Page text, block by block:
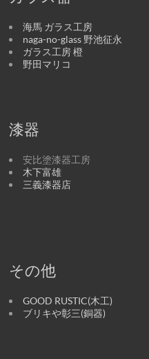
海馬 ガラス工房
naga-no-glass 野池征永
ガラス工房 橙
野田マリコ
漆器
安比塗漆器工房
木下富雄
三義漆器店
その他
GOOD RUSTIC(木工)
ブリキや彰三(銅器)